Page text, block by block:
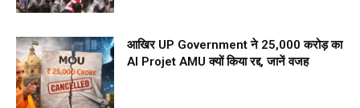
आखिर UP Government ने ₹25,000 करोड़ का
AI Projet AMU क्यों किया रद्द, जानें वजह